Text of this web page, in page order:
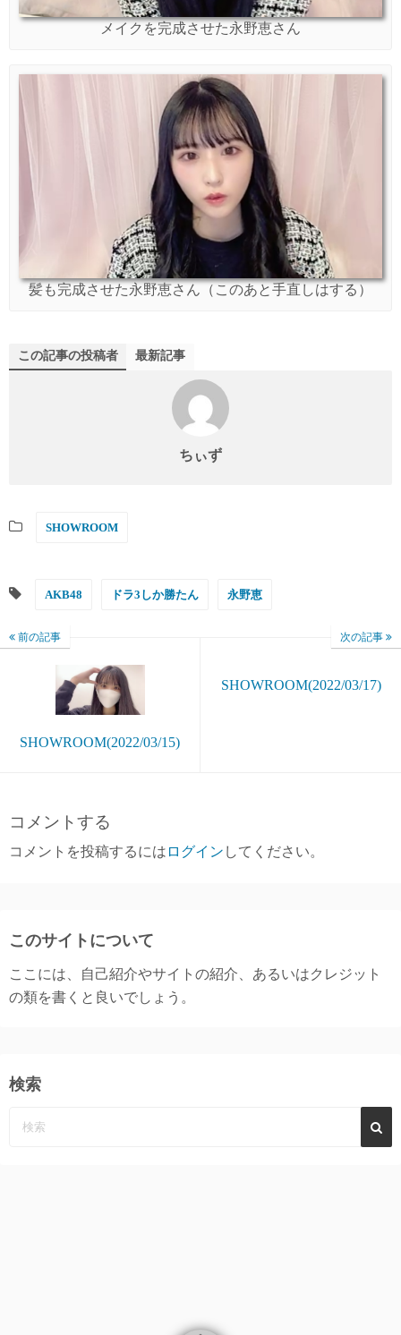
メイクを完成させた永野恵さん
髪も完成させた永野恵さん（このあと手直しはする）
この記事の投稿者 最新記事
ちぃず
SHOWROOM
AKB48 ドラ3しか勝たん 永野恵
前の記事
SHOWROOM(2022/03/15)
次の記事
SHOWROOM(2022/03/17)
コメントする
コメントを投稿するには ログイン してください。
このサイトについて
ここには、自己紹介やサイトの紹介、あるいはクレジット
の類を書くと良いでしょう。
検索